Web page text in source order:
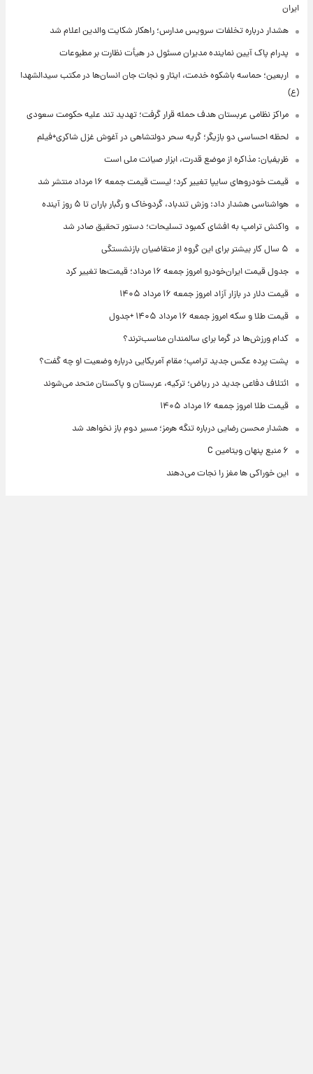
ایران
هشدار درباره تخلفات سرویس مدارس؛ راهکار شکایت والدین اعلام شد
پدرام پاک آیین نماینده مدیران مسئول در هیأت نظارت بر مطبوعات
اربعین؛ حماسه باشکوه خدمت، ایثار و نجات جان انسان‌ها در مکتب سیدالشهدا
(ع)
مراکز نظامی عربستان هدف حمله قرار گرفت؛ تهدید تند علیه حکومت سعودی
لحظه احساسی دو بازیگر؛ گریه سحر دولتشاهی در آغوش غزل شاکری+فیلم
ظریفیان: مذاکره از موضع قدرت، ابزار صیانت ملی است
قیمت خودروهای سایپا تغییر کرد؛ لیست قیمت جمعه ۱۶ مرداد منتشر شد
هواشناسی هشدار داد: وزش تندباد، گردوخاک و رگبار باران تا ۵ روز آینده
واکنش ترامپ به افشای کمبود تسلیحات؛ دستور تحقیق صادر شد
۵ سال کار بیشتر برای این گروه از متقاضیان بازنشستگی
جدول قیمت ایران‌خودرو امروز جمعه ۱۶ مرداد؛ قیمت‌ها تغییر کرد
قیمت دلار در بازار آزاد امروز جمعه ۱۶ مرداد ۱۴۰۵
قیمت طلا و سکه امروز جمعه ۱۶ مرداد ۱۴۰۵ +جدول
کدام ورزش‌ها در گرما برای سالمندان مناسب‌ترند؟
پشت پرده عکس جدید ترامپ؛ مقام آمریکایی درباره وضعیت او چه گفت؟
ائتلاف دفاعی جدید در ریاض؛ ترکیه، عربستان و پاکستان متحد می‌شوند
قیمت طلا امروز جمعه ۱۶ مرداد ۱۴۰۵
هشدار محسن رضایی درباره تنگه هرمز؛ مسیر دوم باز نخواهد شد
۶ منبع پنهان ویتامین C
این خوراکی ها مغز را نجات می‌دهند